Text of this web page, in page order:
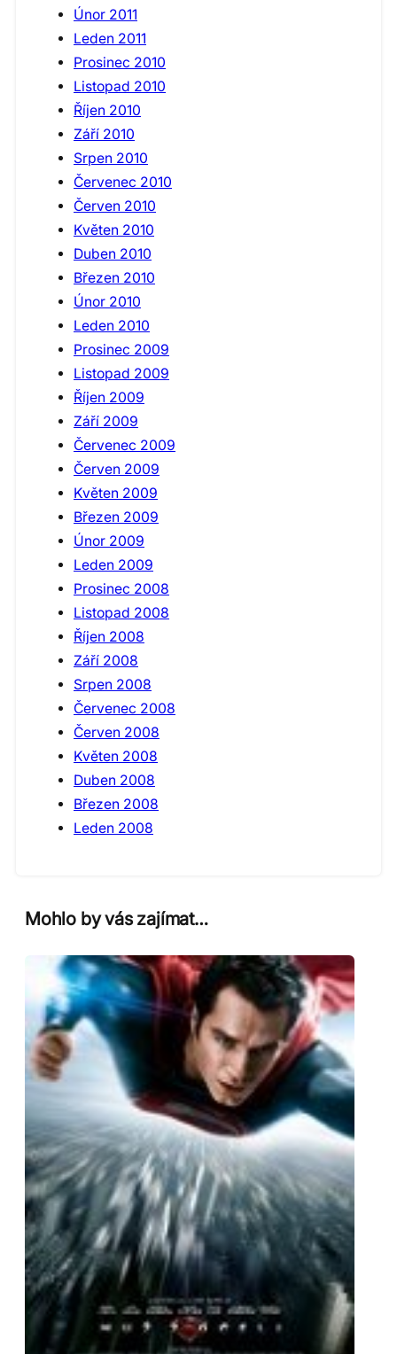
Únor 2011
Leden 2011
Prosinec 2010
Listopad 2010
Říjen 2010
Září 2010
Srpen 2010
Červenec 2010
Červen 2010
Květen 2010
Duben 2010
Březen 2010
Únor 2010
Leden 2010
Prosinec 2009
Listopad 2009
Říjen 2009
Září 2009
Červenec 2009
Červen 2009
Květen 2009
Březen 2009
Únor 2009
Leden 2009
Prosinec 2008
Listopad 2008
Říjen 2008
Září 2008
Srpen 2008
Červenec 2008
Červen 2008
Květen 2008
Duben 2008
Březen 2008
Leden 2008
Mohlo by vás zajímat…